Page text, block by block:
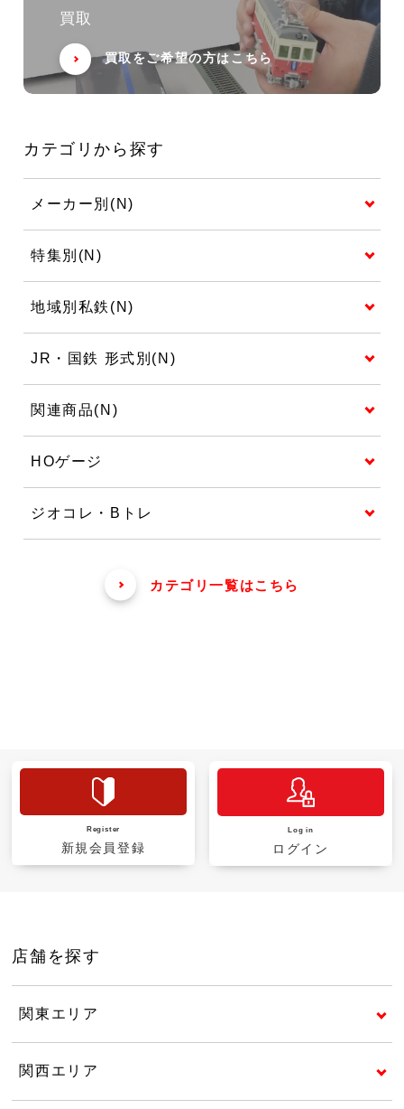
買取
買取をご希望の方はこちら
カテゴリから探す
メーカー別(N)
特集別(N)
地域別私鉄(N)
JR・国鉄 形式別(N)
関連商品(N)
HOゲージ
ジオコレ・Bトレ
カテゴリ一覧はこちら
Register
新規会員登録
Log in
ログイン
店舗を探す
関東エリア
関西エリア